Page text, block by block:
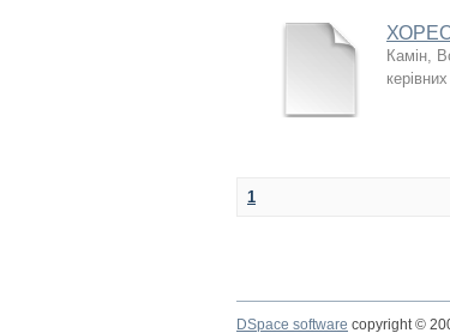
Камін,
1
DSpace software copyright ©